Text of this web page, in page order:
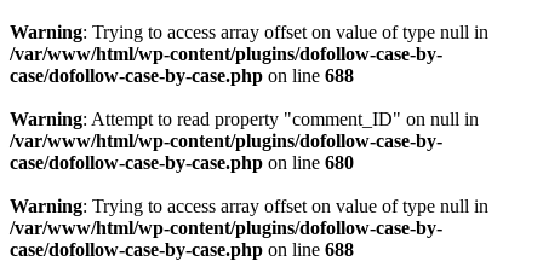
Warning: Trying to access array offset on value of type null in
/var/www/html/wp-content/plugins/dofollow-case-by-
case/dofollow-case-by-case.php on line 688
Warning: Attempt to read property "comment_ID" on null in
/var/www/html/wp-content/plugins/dofollow-case-by-
case/dofollow-case-by-case.php on line 680
Warning: Trying to access array offset on value of type null in
/var/www/html/wp-content/plugins/dofollow-case-by-
case/dofollow-case-by-case.php on line 688